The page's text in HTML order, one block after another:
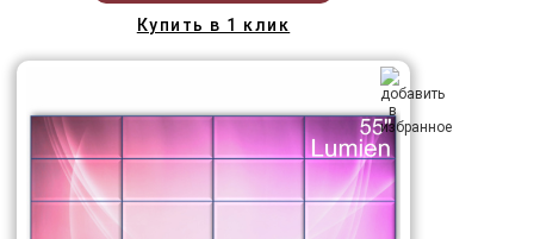
Купить в 1 клик